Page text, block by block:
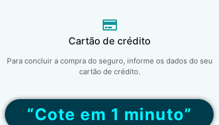
Cartão de crédito
Para concluir a compra do seguro, informe os dados do seu
cartão de crédito.
“Cote em 1 minuto”